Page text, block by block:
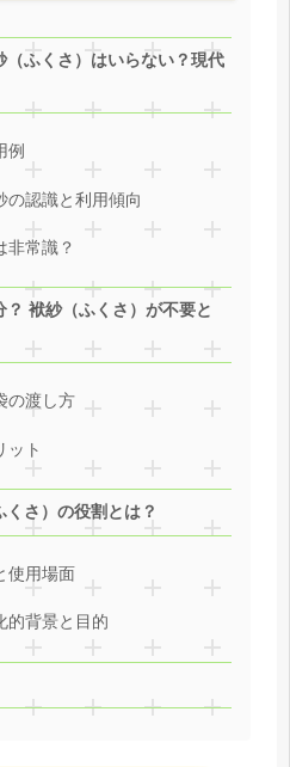
（ふくさ）はいらない？現代
例
の認識と利用傾向
非常識？
？ 袱紗（ふくさ）が不要と
の渡し方
ット
さ）の役割とは？
使用場面
的背景と目的